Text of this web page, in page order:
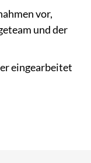
vor,
und der
eingearbeitet